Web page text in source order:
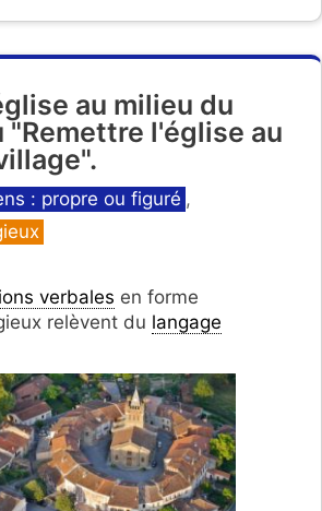
au milieu du
"Remettre l'église au
: propre ou figuré ,
verbales en forme
relèvent du langage